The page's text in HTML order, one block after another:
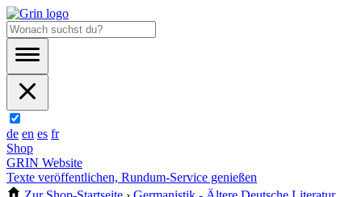
de en es fr
Shop
GRIN Website
Texte veröffentlichen, Rundum-Service genießen